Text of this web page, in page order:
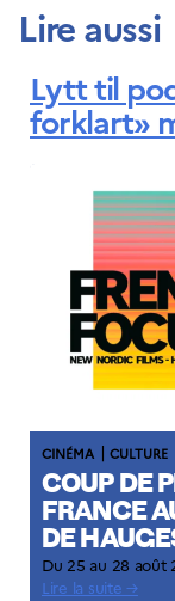
Lire aussi
Lytt til
forklart»
CINÉMA |CULTURE
COUP DE
FRANCE
DE
Du 25 au 28 août
Lire la suite →